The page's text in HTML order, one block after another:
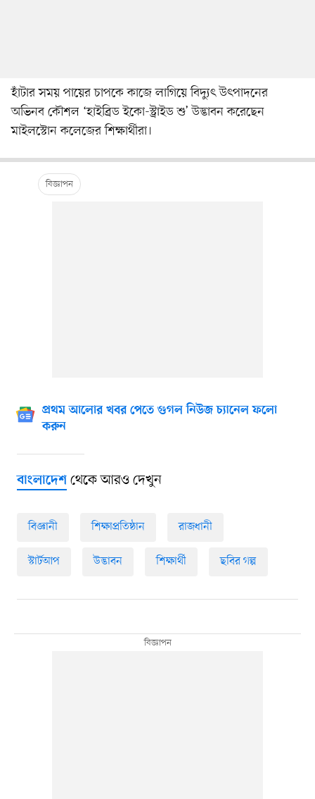
হাঁটার সময় পায়ের চাপকে কাজে লাগিয়ে বিদ্যুৎ উৎপাদনের
অভিনব কৌশল ‘হাইব্রিড ইকো-স্ট্রাইড শু’ উদ্ভাবন করেছেন
মাইলস্টোন কলেজের শিক্ষার্থীরা।
প্রথম আলোর খবর পেতে গুগল নিউজ চ্যানেল ফলো
করুন
বাংলাদেশথেকে আরও দেখুন
বিজ্ঞানী শিক্ষাপ্রতিষ্ঠান রাজধানী
স্টার্টআপ উদ্ভাবন শিক্ষার্থী ছবির গল্প